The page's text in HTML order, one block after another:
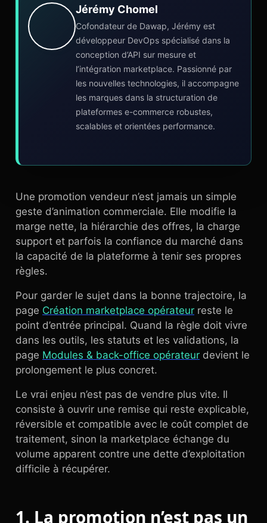
Jérémy Chomel
Cofondateur de Dawap, Jérémy est
développeur DevOps spécialisé dans la
conception d’API sur mesure et
l’intégration marketplace. Passionné par
les nouvelles technologies, il accompagne
les marques dans la structuration de
plateformes e-commerce robustes,
scalables et orientées performance.
Une promotion vendeur n’est jamais un simple
geste d’animation commerciale. Elle modifie la
marge nette, la hiérarchie des offres, la charge
support et parfois la confiance du marché dans
la capacité de la plateforme à tenir ses propres
règles.
Pour garder le sujet dans la bonne trajectoire, la
page Création marketplace opérateur reste le
point d’entrée principal. Quand la règle doit vivre
dans les outils, les statuts et les validations, la
page Modules & back-office opérateur devient le
prolongement le plus concret.
Le vrai enjeu n’est pas de vendre plus vite. Il
consiste à ouvrir une remise qui reste explicable,
réversible et compatible avec le coût complet de
traitement, sinon la marketplace échange du
volume apparent contre une dette d’exploitation
difficile à récupérer.
1. La promotion n’est pas un